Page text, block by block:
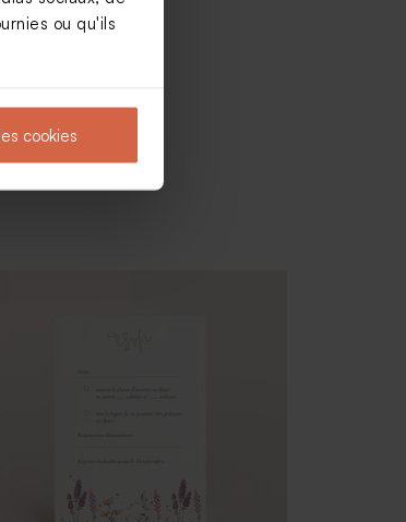
ou qu'ils
cookies